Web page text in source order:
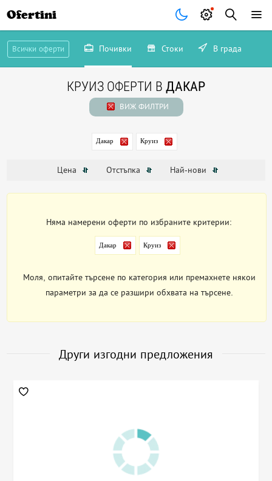
Ofertini
Всички оферти Почивки Стоки В града
КРУИЗ ОФЕРТИ В ДАКАР
ВИЖ ФИЛТРИ
Дакар Круиз
Цена Отстъпка Най-нови
Няма намерени оферти по избраните критерии:
Дакар Круиз
Моля, опитайте търсене по категория или премахнете някои
параметри за да се разшири обхвата на търсене.
Други изгодни предложения